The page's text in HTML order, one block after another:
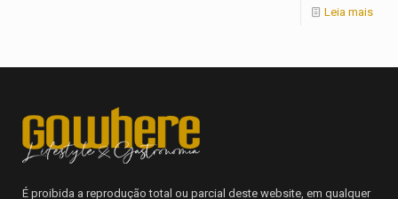
Leia mais
É proibida a reprodução total ou parcial deste website, em qualquer